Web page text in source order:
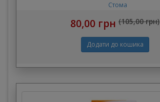
Стома
80,00 грн (105,00 грн)